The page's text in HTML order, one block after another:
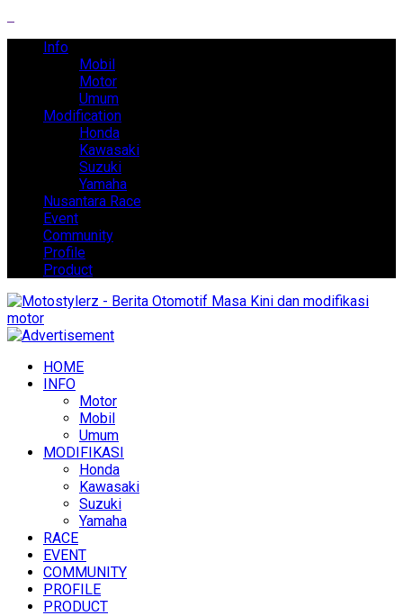
Info
Mobil
Motor
Umum
Modification
Honda
Kawasaki
Suzuki
Yamaha
Nusantara Race
Event
Community
Profile
Product
HOME
INFO
Motor
Mobil
Umum
MODIFIKASI
Honda
Kawasaki
Suzuki
Yamaha
RACE
EVENT
COMMUNITY
PROFILE
PRODUCT